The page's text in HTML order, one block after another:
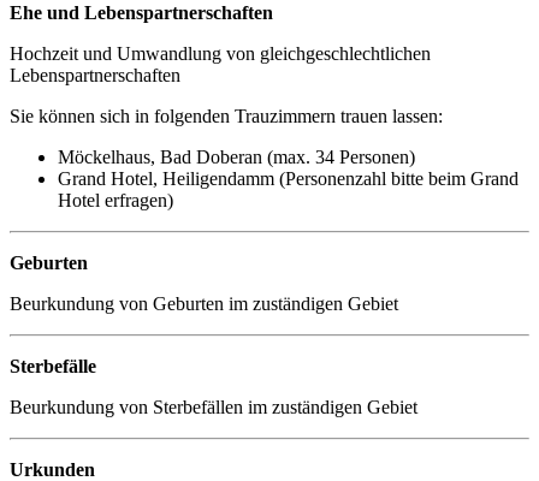
Ehe und Lebenspartnerschaften
Hochzeit und Umwandlung von gleichgeschlechtlichen
Lebenspartnerschaften
Sie können sich in folgenden Trauzimmern trauen lassen:
Möckelhaus, Bad Doberan (max. 34 Personen)
Grand Hotel, Heiligendamm (Personenzahl bitte beim Grand
Hotel erfragen)
Geburten
Beurkundung von Geburten im zuständigen Gebiet
Sterbefälle
Beurkundung von Sterbefällen im zuständigen Gebiet
Urkunden